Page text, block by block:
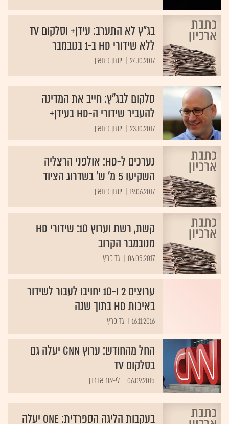
בג"ץ לא התערב: עידן+ וסלקום TV
ללא שידורי HD ב-1 בנובמבר
24.10.2017 יונתן כיתאין
סלקום לבג"ץ: חייב את המדינה
להעביר שידורי ה-HD בעידן+
23.10.2017 יונתן כיתאין
נערכים ל-HD: אולפני הרצליה
השקיעו 5 מ' ש' בשדרוג הציוד
19.06.2017 יונתן כיתאין
קשת, רשת וערוץ 10: שידורי HD
מנובמבר הקרוב
04.05.2017 גד פרץ
ערוצים 2 ו-10 יחויבו לעבור לשידור
באיכות HD בתוך שנה
16.11.2016 גד פרץ
החל מהחודש: ערוץ CNN יעלה גם
בסלקום TV
06.09.2015 לי-אור אברבך